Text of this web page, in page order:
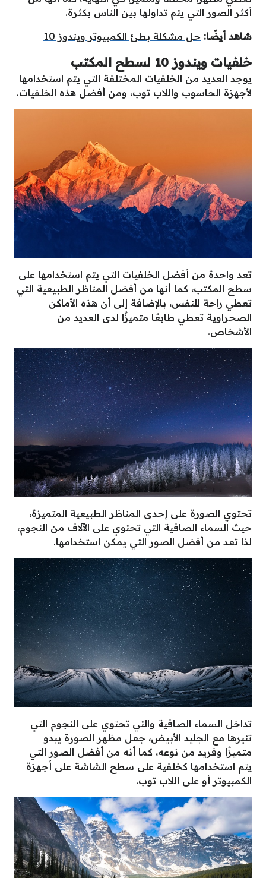
أكثر الصور التي يتم تداولها بين الناس بكثرة.
شاهد أيضًا: حل مشكلة بطئ الكمبيوتر ويندوز 10
خلفيات ويندوز 10 لسطح المكتب
يوجد العديد من الخلفيات المختلفة التي يتم استخدامها
لأجهزة الحاسوب واللاب توب، ومن أفضل هذه الخلفيات.
تعد واحدة من أفضل الخلفيات التي يتم استخدامها على
سطح المكتب، كما أنها من أفضل المناظر الطبيعية التي
تعطي راحة للنفس، بالإضافة إلى أن هذه الأماكن
الصحراوية تعطي طابعًا متميزًا لدى العديد من
الأشخاص.
تحتوي الصورة على إحدى المناظر الطبيعية المتميزة،
حيث السماء الصافية التي تحتوي على الآلاف من النجوم،
لذا تعد من أفضل الصور التي يمكن استخدامها.
تداخل السماء الصافية والتي تحتوي على النجوم التي
تنيرها مع الجليد الأبيض، جعل مظهر الصورة يبدو
متميزًا وفريد من نوعه، كما أنه من أفضل الصور التي
يتم استخدامها كخلفية على سطح الشاشة على أجهزة
الكمبيوتر أو على اللاب توب.